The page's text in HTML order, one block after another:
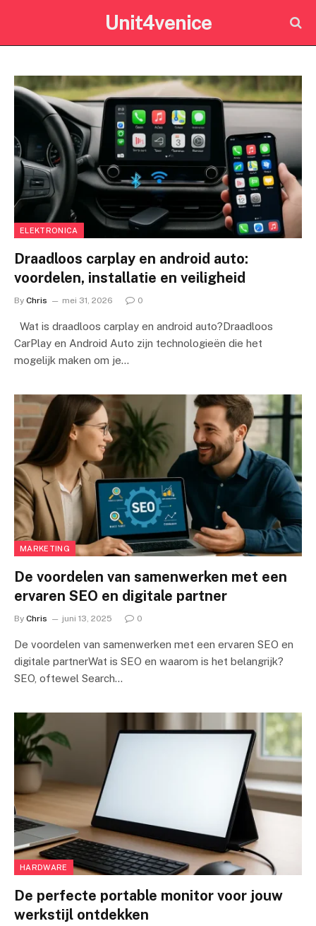
Unit4venice
ELEKTRONICA
Draadloos carplay en android auto:
voordelen, installatie en veiligheid
By Chris mei 31, 2026 0
Wat is draadloos carplay en android auto?Draadloos
CarPlay en Android Auto zijn technologieën die het
mogelijk maken om je…
MARKETING
De voordelen van samenwerken met een
ervaren SEO en digitale partner
By Chris juni 13, 2025 0
De voordelen van samenwerken met een ervaren SEO en
digitale partnerWat is SEO en waarom is het belangrijk?
SEO, oftewel Search…
HARDWARE
De perfecte portable monitor voor jouw
werkstijl ontdekken